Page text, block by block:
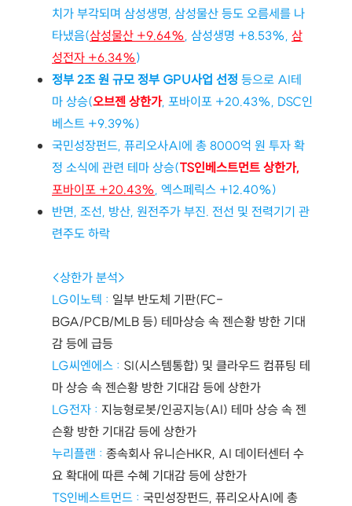
치가 부각되며 삼성생명, 삼성물산 등도 오름세를 나
타냈음(삼성물산 +9.64%, 삼성생명 +8.53%, 삼
성전자 +6.34%)
정부 2조 원 규모 정부 GPU사업 선정 등으로 AI테
마 상승(오브젠 상한가, 포바이포 +20.43%, DSC인
베스트 +9.39%)
국민성장펀드, 퓨리오사AI에 총 8000억 원 투자 확
정 소식에 관련 테마 상승(TS인베스트먼트 상한가,
포바이포 +20.43%, 엑스페릭스 +12.40%)
반면, 조선, 방산, 원전주가 부진. 전선 및 전력기기 관
련주도 하락
<상한가 분석>
LG이노텍 : 일부 반도체 기판(FC-
BGA/PCB/MLB 등) 테마상승 속 젠슨황 방한 기대
감 등에 급등
LG씨엔에스 : SI(시스템통합) 및 클라우드 컴퓨팅 테
마 상승 속 젠슨황 방한 기대감 등에 상한가
LG전자 : 지능형로봇/인공지능(AI) 테마 상승 속 젠
슨황 방한 기대감 등에 상한가
누리플랜 : 종속회사 유니슨HKR, AI 데이터센터 수
요 확대에 따른 수혜 기대감 등에 상한가
TS인베스트먼드 : 국민성장펀드, 퓨리오사AI에 총